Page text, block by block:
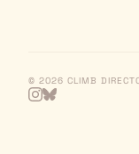
© 2026 CLIMB